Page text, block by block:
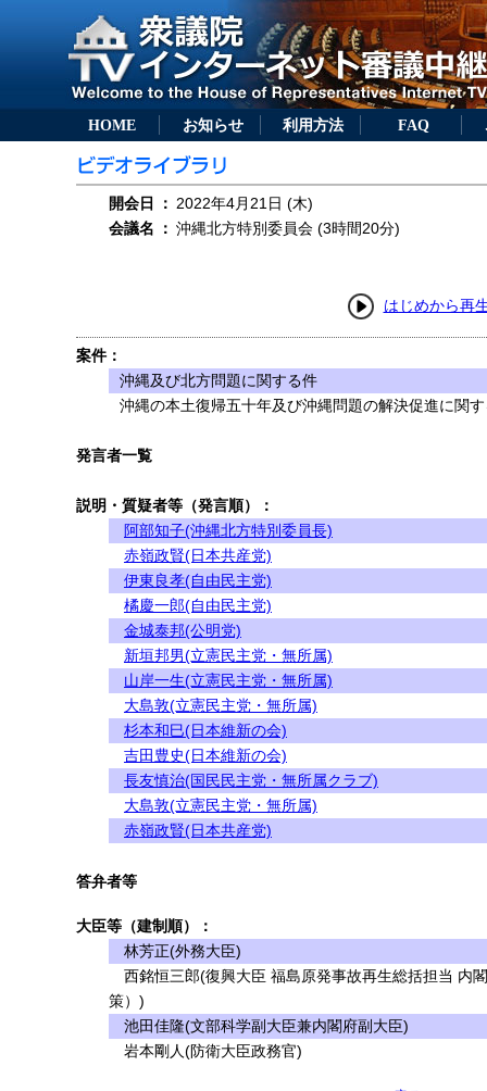
HOME お知らせ 利用方法 FAQ
開会日 ： 2022年4月21日 (木)
会議名
： 沖縄北方特別委員会 (3時間20分)
はじめから再
案件：
沖縄及び北方問題に関する件
沖縄の本土復帰五十年及び沖縄問題の解決促進に関
発言者一覧
説明・質疑者等（発言順）：
阿部知子(沖縄北方特別委員長)
赤嶺政賢(日本共産党)
伊東良孝(自由民主党)
橘慶一郎(自由民主党)
金城泰邦(公明党)
新垣邦男(立憲民主党・無所属)
山岸一生(立憲民主党・無所属)
大島敦(立憲民主党・無所属)
杉本和巳(日本維新の会)
吉田豊史(日本維新の会)
長友慎治(国民民主党・無所属クラブ)
大島敦(立憲民主党・無所属)
赤嶺政賢(日本共産党)
答弁者等
大臣等（建制順）：
林芳正(外務大臣)
西銘恒三郎(復興大臣 福島原発事故再生総括担当 内
策）)
池田佳隆(文部科学副大臣兼内閣府副大臣)
岩本剛人(防衛大臣政務官)